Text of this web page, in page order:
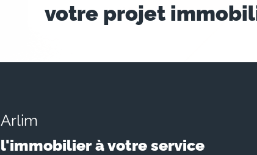
votre projet
Arlim
l'immobilier à votre service